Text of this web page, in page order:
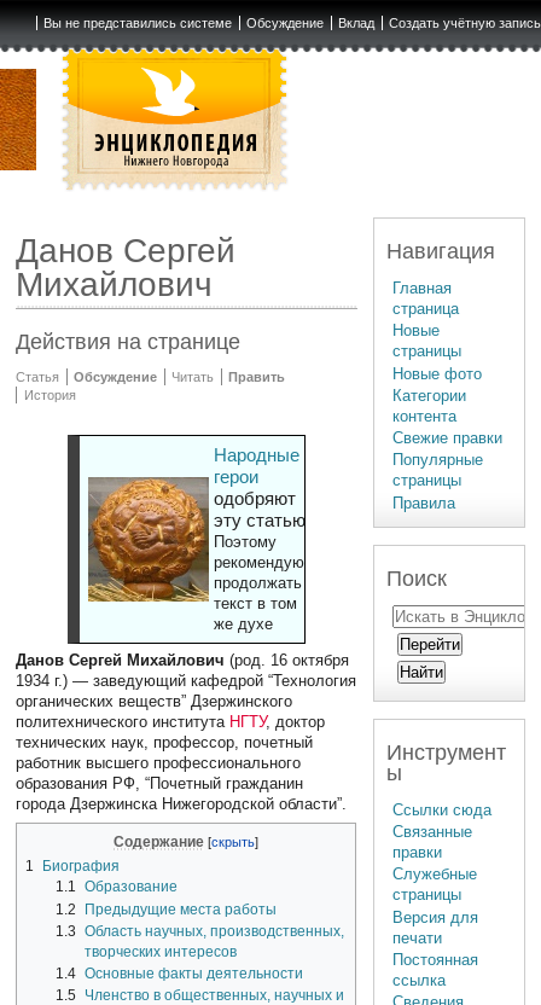
Вы не представились системе Обсуждение Вклад Создать учётную запись
Данов Сергей
Михайлович
Действия на странице
Статья Обсуждение Читать
Править
История
Народные
герои
одобряют
эту статью
Поэтому
рекомендуют
продолжать
текст в том
же духе
Данов Сергей Михайлович (род. 16 октября
1934 г.) — заведующий кафедрой “Технология
органических веществ” Дзержинского
политехнического института НГТУ, доктор
технических наук, профессор, почетный
работник высшего профессионального
образования РФ, “Почетный гражданин
города Дзержинска Нижегородской области”.
Содержание
1
Биография
1.1 Образование
1.2
Предыдущие места работы
1.3 Область научных, производственных,
творческих интересов
1.4 Основные факты деятельности
1.5 Членство в общественных, научных и
Навигация
Главная
страница
Новые
страницы
Новые фото
Категории
контента
Свежие правки
Популярные
страницы
Правила
Поиск
Инструмент
ы
Ссылки сюда
Связанные
правки
Служебные
страницы
Версия для
печати
Постоянная
ссылка